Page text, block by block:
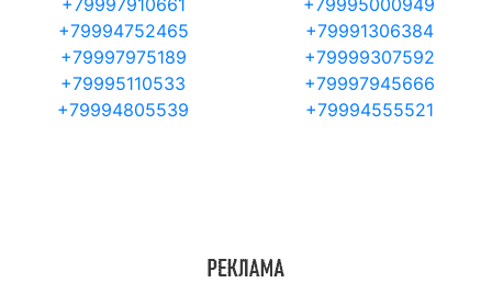
+79997910661
+79995000949
+79994752465
+79991306384
+79997975189
+79999307592
+79995110533
+79997945666
+79994805539
+79994555521